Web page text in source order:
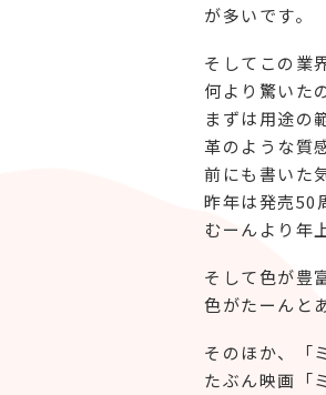
が多いです。
そしてこの業
何より驚いた
まずは用途の
革のような質
前にも書いた
昨年は発売50
むーんより年
そして色が豊
色がたーんと
そのほか、「
たぶん映画「